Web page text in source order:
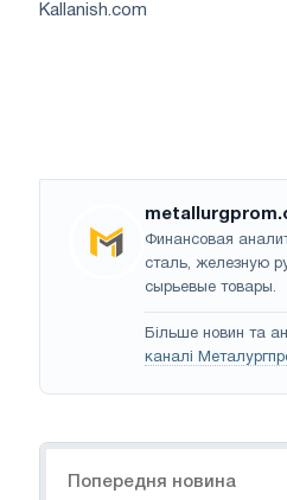
Kallanish.com
Финансовая
сталь, железную
сырьевые товары.
Більше новин та
каналі
Попередня новина